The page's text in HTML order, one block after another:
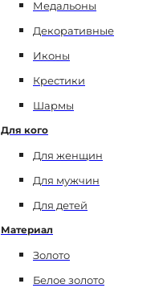
Медальоны
Декоративные
Иконы
Крестики
Шармы
Для кого
Для женщин
Для мужчин
Для детей
Материал
Золото
Белое золото